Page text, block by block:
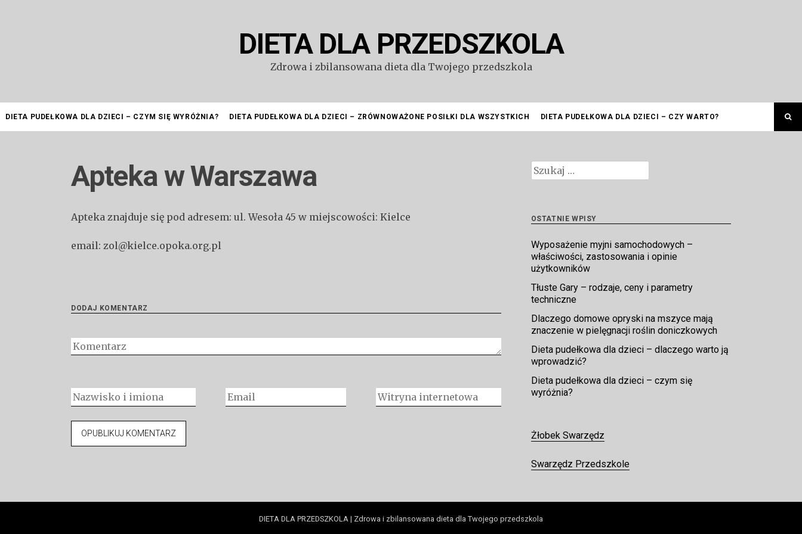
DIETA DLA PRZEDSZKOLA
Zdrowa i zbilansowana dieta dla Twojego przedszkola
DIETA PUDEŁKOWA DLA DZIECI – CZYM SIĘ WYRÓŻNIA? DIETA PUDEŁKOWA DLA DZIECI – ZRÓWNOWAŻONE POSIŁKI DLA WSZYSTKICH DIETA PUDEŁKOWA DLA DZIECI – CZY WARTO?
Apteka w Warszawa
Apteka znajduje się pod adresem: ul. Wesoła 45 w miejscowości: Kielce
email: zol@kielce.opoka.org.pl
DODAJ KOMENTARZ
Szukaj:
OSTATNIE WPISY
Wyposażenie myjni samochodowych –
właściwości, zastosowania i opinie
użytkowników
Tłuste Gary – rodzaje, ceny i parametry
techniczne
Dlaczego domowe opryski na mszyce mają
znaczenie w pielęgnacji roślin doniczkowych
Dieta pudełkowa dla dzieci – dlaczego warto ją
wprowadzić?
Dieta pudełkowa dla dzieci – czym się
wyróżnia?
Żłobek Swarzędz
Swarzędz Przedszkole
DIETA DLA PRZEDSZKOLA | Zdrowa i zbilansowana dieta dla Twojego przedszkola